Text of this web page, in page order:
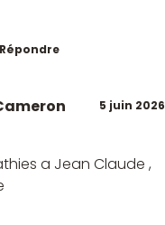
Répondre
5 juin 2026
a Jean Claude ,